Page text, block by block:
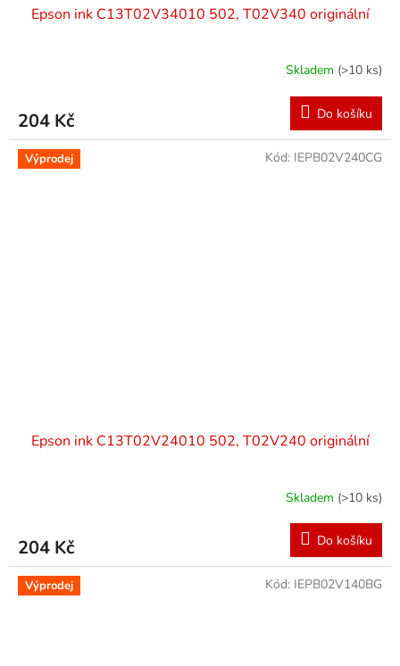
Epson ink C13T02V34010 502, T02V340 originální
Skladem (>10 ks)
204 Kč Do košíku
Výprodej
Epson ink C13T02V24010 502, T02V240 originální
Skladem (>10 ks)
204 Kč Do košíku
Kód: IEPB02V240CG
Výprodej Kód: IEPB02V140BG